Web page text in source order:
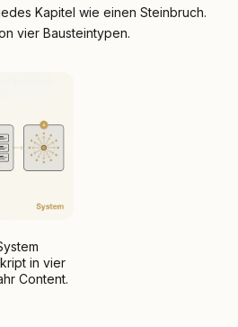
Kapitel wie einen Steinbruch.
vier Bausteintypen.
in vier
Content.